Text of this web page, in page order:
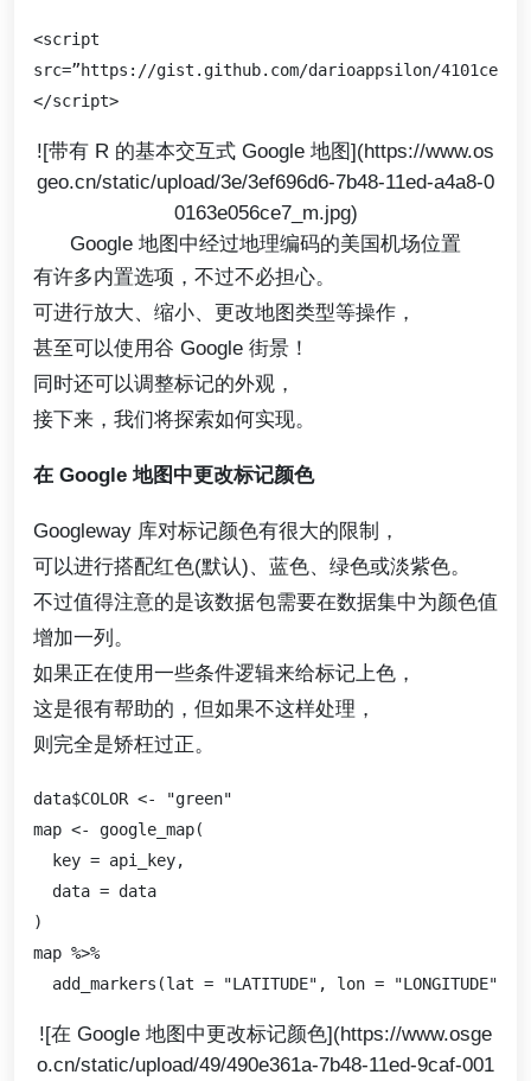
<script
src=”https://gist.github.com/darioappsilon/
![带有 R 的基本交互式 Google 地图](https://www.os
geo.cn/static/upload/3e/3ef696d6-7b48-11ed-a4a8-0
0163e056ce7_m.jpg)
Google 地图中经过地理编码的美国机场位置
有许多内置选项，不过不必担心。
可进行放大、缩小、更改地图类型等操作，
甚至可以使用谷 Google 街景！
同时还可以调整标记的外观，
接下来，我们将探索如何实现。
在 Google 地图中更改标记颜色
Googleway 库对标记颜色有很大的限制，
可以进行搭配红色(默认)、蓝色、绿色或淡紫色。
不过值得注意的是该数据包需要在数据集中为颜色值
增加一列。
如果正在使用一些条件逻辑来给标记上色，
这是很有帮助的，但如果不这样处理，
则完全是矫枉过正。
data$COLOR <- "green"
map <- google_map(
  key = api_key,
  data = data
)
map %>%
![在 Google 地图中更改标记颜色](https://www.osge
o.cn/static/upload/49/490e361a-7b48-11ed-9caf-001